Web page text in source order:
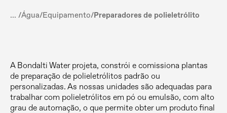
... /Água/Equipamento/Preparadores de polieletrólito
A Bondalti Water projeta, constrói e comissiona plantas
de preparação de polieletrólitos padrão ou
personalizadas. As nossas unidades são adequadas para
trabalhar com polieletrólitos em pó ou emulsão, com alto
grau de automação, o que permite obter um produto final